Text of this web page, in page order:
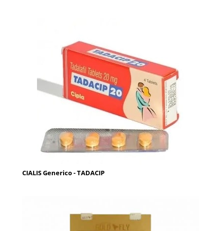
CIALIS Generico - TADACIP